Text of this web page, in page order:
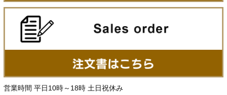
営業時間 平日10時～18時 土日祝休み